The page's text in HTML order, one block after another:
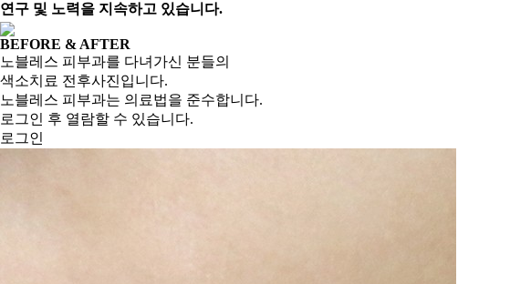
연구 및 노력을 지속하고 있습니다.
BEFORE & AFTER
노블레스 피부과를 다녀가신 분들의
색소치료 전후사진입니다.
노블레스 피부과는 의료법을 준수합니다.
로그인 후 열람할 수 있습니다.
로그인